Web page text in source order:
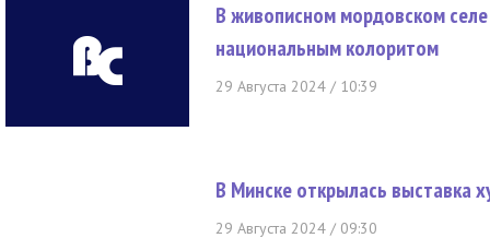
В живописном мордовском
национальным колоритом
29 Августа 2024 / 10:39
В Минске открылась выставка
29 Августа 2024 / 09:30